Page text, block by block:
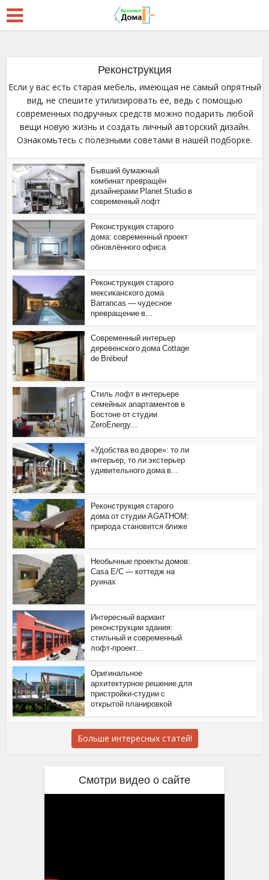
Реконструкция
Если у вас есть старая мебель, имеющая не самый опрятный
вид, не спешите утилизировать ее, ведь с помощью
современных подручных средств можно подарить любой
вещи новую жизнь и создать личный авторский дизайн.
Ознакомьтесь с полезными советами в нашей подборке.
Бывший бумажный
комбинат превращён
дизайнерами Planet Studio в
современный лофт
Реконструкция старого
дома: современный проект
обновлённого офиса
Реконструкция старого
мексиканского дома
Barrancas — чудесное
превращение в...
Современный интерьер
деревенского дома Cottage
de Brébeuf
Стиль лофт в интерьере
семейных апартаментов в
Бостоне от студии
ZeroEnergy...
«Удобства во дворе»: то ли
интерьер, то ли экстерьер
удивительного дома в...
Реконструкция старого
дома от студии AGATHOM:
природа становится ближе
Необычные проекты домов:
Casa E/C — коттедж на
руинах
Интересный вариант
реконструкции здания:
стильный и современный
лофт-проект...
Оригинальное
архитектурное решение для
пристройки-студии с
открытой планировкой
Больше интересных статей!
Смотри видео о сайте